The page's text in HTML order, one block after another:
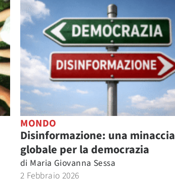
MONDO
Disinformazione: una minaccia
globale per la democrazia
di Maria Giovanna Sessa
2 Febbraio 2026